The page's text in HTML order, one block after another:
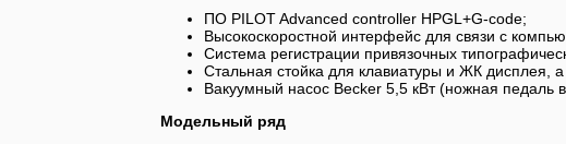
ПО PILOT Advanced controller HPGL+G-code;
Высокоскоростной интерфейс для связи с
Система регистрации привязочных
Стальная стойка для клавиатуры и ЖК дисплея,
Вакуумный насос Becker 5,5 кВт (ножная педаль
Модельный ряд